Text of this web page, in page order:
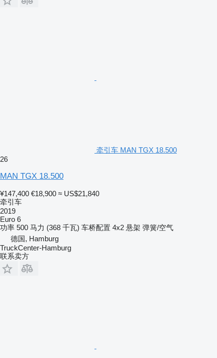
牵引车 MAN TGX 18.500
26
MAN TGX 18.500
¥147,400 €18,900 ≈ US$21,840
牵引车
2019
Euro 6
功率 500 马力 (368 千瓦) 车桥配置 4x2 悬架 弹簧/空气
德国, Hamburg
TruckCenter-Hamburg
联系卖方